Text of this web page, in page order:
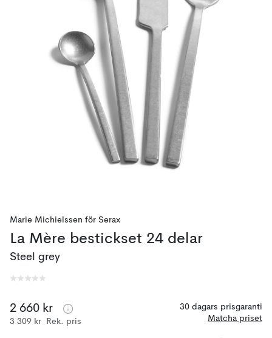
Marie Michielssen för Serax
La Mère bestickset 24 delar
Steel grey
2 660 kr
3 309 kr Rek. pris
30 dagars prisgaranti
Matcha priset